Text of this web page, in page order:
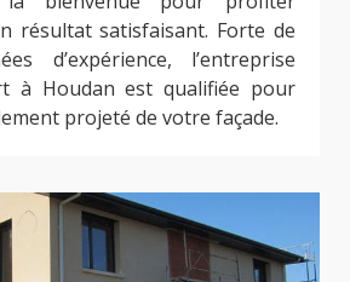
résultat satisfaisant. Forte de
d’expérience, l’entreprise
à Houdan est qualifiée pour
projeté de votre façade.